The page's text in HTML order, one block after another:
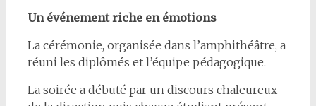
Un événement riche en émotions
La cérémonie, organisée dans l’amphithéâtre, a
réuni les diplômés et l’équipe pédagogique.
La soirée a débuté par un discours chaleureux